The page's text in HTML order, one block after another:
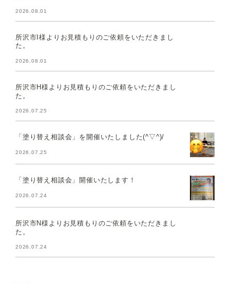
2026.08.01
所沢市I様よりお見積もりのご依頼をいただきまし
た。
2026.08.01
所沢市H様よりお見積もりのご依頼をいただきまし
た。
2026.07.25
「塗り替え相談会」を開催いたしました(^▽^)/
2026.07.25
「塗り替え相談会」開催いたします！
2026.07.24
所沢市N様よりお見積もりのご依頼をいただきまし
た。
2026.07.24